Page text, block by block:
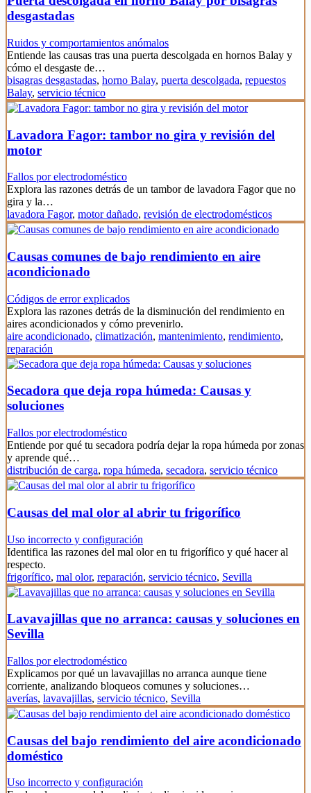
desgastadas
Ruidos y comportamientos anómalos
Entiende las causas tras una puerta descolgada en hornos Balay y
cómo el desgaste de…
bisagras desgastadas, horno Balay, puerta descolgada, repuestos
Balay, servicio técnico
Lavadora Fagor: tambor no gira y revisión del
motor
Fallos por electrodoméstico
Explora las razones detrás de un tambor de lavadora Fagor que no
gira y la…
lavadora Fagor, motor dañado, revisión de electrodomésticos
Causas comunes de bajo rendimiento en aire
acondicionado
Códigos de error explicados
Explora las razones detrás de la disminución del rendimiento en
aires acondicionados y cómo prevenirlo.
aire acondicionado, climatización, mantenimiento, rendimiento,
reparación
Secadora que deja ropa húmeda: Causas y
soluciones
Fallos por electrodoméstico
Entiende por qué tu secadora podría dejar la ropa húmeda por zonas
y aprende qué…
distribución de carga, ropa húmeda, secadora, servicio técnico
Causas del mal olor al abrir tu frigorífico
Uso incorrecto y configuración
Identifica las razones del mal olor en tu frigorífico y qué hacer al
respecto.
frigorífico, mal olor, reparación, servicio técnico, Sevilla
Lavavajillas que no arranca: causas y soluciones en
Sevilla
Fallos por electrodoméstico
Explicamos por qué un lavavajillas no arranca aunque tiene
corriente, analizando bloqueos comunes y soluciones…
averías, lavavajillas, servicio técnico, Sevilla
Causas del bajo rendimiento del aire acondicionado
doméstico
Uso incorrecto y configuración